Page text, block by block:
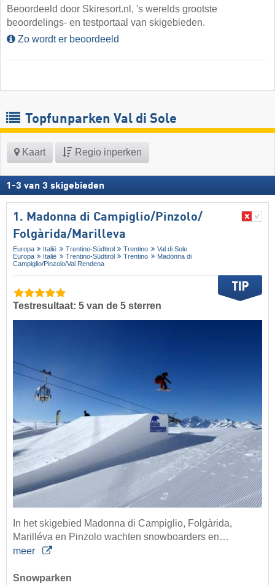
Beoordeeld door Skiresort.nl, 's werelds grootste
beoordelings- en testportaal van skigebieden.
Zo wordt er beoordeeld
Topfunparken Val di Sole
Kaart Regio inperken
1 -3 van 3 skigebieden
1. Madonna di Campiglio/​Pinzolo/​
Folgàrida/​Marilleva
Europa Italië Trentino-Südtirol Trentino
Val di Sole
Europa
Italië Trentino-Südtirol Trentino
Madonna di
Campiglio/​Pinzolo/​Val Rendena
Testresultaat: 5 van de 5 sterren
In het skigebied Madonna di Campiglio, Folgàrida,
Marilléva en Pinzolo wachten snowboarders en…
meer
Snowparken